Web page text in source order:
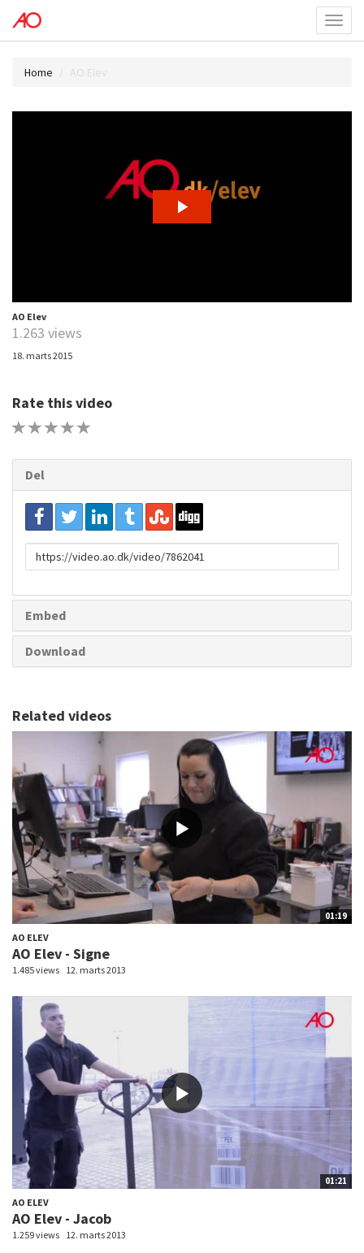
menu
Home AO Elev
AO Elev
1.263 views
18. marts 2015
Rate this video
Del
URL
to
Embed
Download
Related videos
01:19
AO ELEV
AO Elev - Signe
1.485 views 12. marts 2013
01:21
AO ELEV
AO Elev - Jacob
1.259 views 12. marts 2013